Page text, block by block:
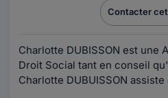
Contacter
Charlotte DUBISSON est une
Droit Social tant en conseil
Charlotte DUBUISSON assiste